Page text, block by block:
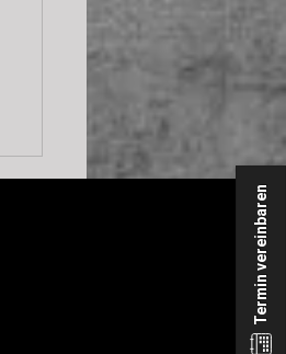
Termin vereinbaren